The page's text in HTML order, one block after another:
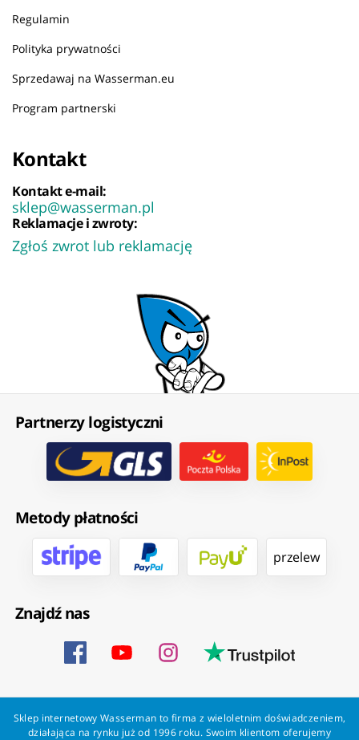
Regulamin
Polityka prywatności
Sprzedawaj na Wasserman.eu
Program partnerski
Kontakt
Kontakt e-mail:
sklep@wasserman.pl
Reklamacje i zwroty:
Zgłoś zwrot lub reklamację
Partnerzy logistyczni
Metody płatności
przelew
Znajdź nas
Sklep internetowy Wasserman to firma z wieloletnim doświadczeniem,
działająca na rynku już od 1996 roku. Swoim klientom oferujemy